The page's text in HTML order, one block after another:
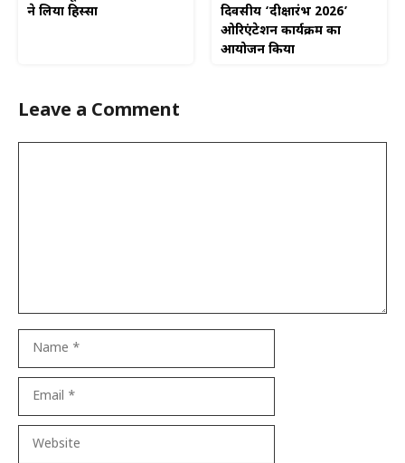
ने लिया हिस्सा
दिवसीय ‘दीक्षारंभ 2026’
ओरिएंटेशन कार्यक्रम का
आयोजन किया
Leave a Comment